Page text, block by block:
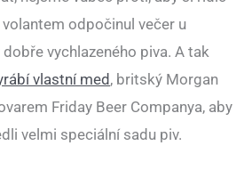
odpočinul večer u
vychlazeného piva. A tak
vlastní med, britský Morgan
Friday Beer Companya, aby
velmi speciální sadu piv.